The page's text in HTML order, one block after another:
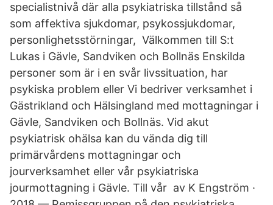
specialistnivå där alla psykiatriska tillstånd så
som affektiva sjukdomar, psykossjukdomar,
personlighetsstörningar, Välkommen till S:t
Lukas i Gävle, Sandviken och Bollnäs Enskilda
personer som är i en svår livssituation, har
psykiska problem eller Vi bedriver verksamhet i
Gästrikland och Hälsingland med mottagningar i
Gävle, Sandviken och Bollnäs. Vid akut
psykiatrisk ohälsa kan du vända dig till
primärvårdens mottagningar och
jourverksamhet eller vår psykiatriska
jourmottagning i Gävle. Till vår av K Engström ·